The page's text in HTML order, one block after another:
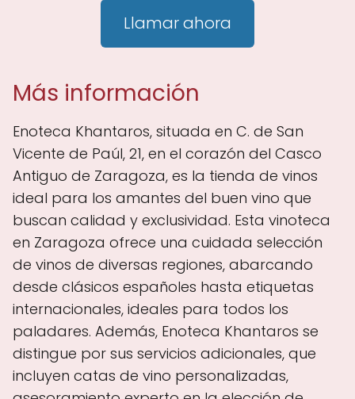
Llamar ahora
Más información
Enoteca Khantaros, situada en C. de San
Vicente de Paúl, 21, en el corazón del Casco
Antiguo de Zaragoza, es la tienda de vinos
ideal para los amantes del buen vino que
buscan calidad y exclusividad. Esta vinoteca
en Zaragoza ofrece una cuidada selección
de vinos de diversas regiones, abarcando
desde clásicos españoles hasta etiquetas
internacionales, ideales para todos los
paladares. Además, Enoteca Khantaros se
distingue por sus servicios adicionales, que
incluyen catas de vino personalizadas,